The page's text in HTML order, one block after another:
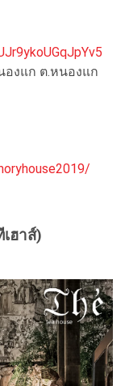
องแก ต.หนองแก
ฮาส์)